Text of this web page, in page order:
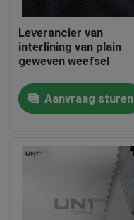
Leverancier van
interlining van plain
geweven weefsel
Aanvraag sturen